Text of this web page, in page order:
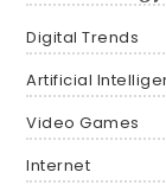
Digital Trends
Artificial
Video Games
Internet